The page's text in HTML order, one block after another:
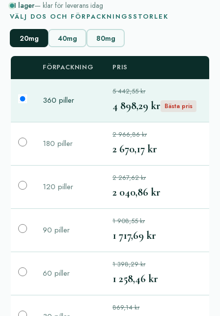
I lager— klar för leverans idag
VÄLJ DOS OCH FÖRPACKNINGSSTORLEK
20mg 40mg 80mg
FÖRPACKNING PRIS
360 piller
5 442,55 kr
4 898,29 kr Bästa pris
180 piller
2 966,86 kr
2 670,17 kr
120 piller
2 267,62 kr
2 040,86 kr
90 piller
1 908,55 kr
1 717,69 kr
60 piller
1 398,29 kr
1 258,46 kr
869,14 kr